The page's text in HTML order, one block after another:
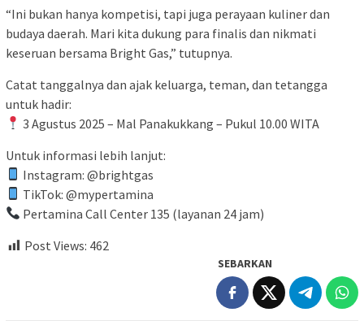
“Ini bukan hanya kompetisi, tapi juga perayaan kuliner dan
budaya daerah. Mari kita dukung para finalis dan nikmati
keseruan bersama Bright Gas,” tutupnya.
Catat tanggalnya dan ajak keluarga, teman, dan tetangga
untuk hadir:
3 Agustus 2025 – Mal Panakukkang – Pukul 10.00 WITA
Untuk informasi lebih lanjut:
Instagram: @brightgas
TikTok: @mypertamina
Pertamina Call Center 135 (layanan 24 jam)
Post Views: 462
SEBARKAN